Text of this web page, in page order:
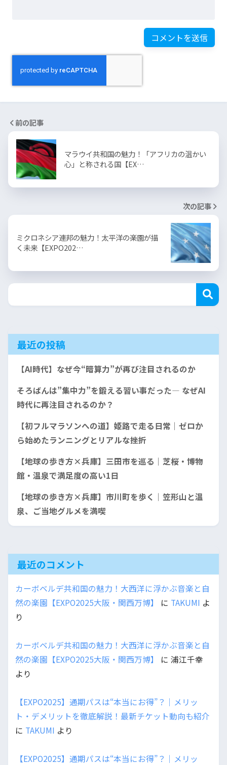
前の記事
マラウイ共和国の魅力！「アフリカの温かい
心」と称される国【EX…
次の記事
ミクロネシア連邦の魅力！太平洋の楽園が描
く未来【EXPO202…
最近の投稿
【AI時代】なぜ今“暗算力”が再び注目されるのか
そろばんは”集中力”を鍛える習い事だった— なぜAI
時代に再注目されるのか？
【初フルマラソンへの道】姫路で走る日常｜ゼロか
ら始めたランニングとリアルな挫折
【地球の歩き方×兵庫】三田市を巡る｜芝桜・博物
館・温泉で満足度の高い1日
【地球の歩き方×兵庫】市川町を歩く｜笠形山と温
泉、ご当地グルメを満喫
最近のコメント
カーボベルデ共和国の魅力！大西洋に浮かぶ音楽と自
然の楽園【EXPO2025大阪・関西万博】
に TAKUMI よ
り
カーボベルデ共和国の魅力！大西洋に浮かぶ音楽と自
然の楽園【EXPO2025大阪・関西万博】
に 浦江千幸
より
【EXPO2025】通期パスは“本当にお得”？｜メリッ
ト・デメリットを徹底解説！最新チケット動向も紹介
に TAKUMI より
【EXPO2025】通期パスは“本当にお得”？｜メリッ